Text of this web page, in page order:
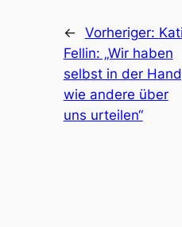
← Vorheriger:
Fellin: „Wir haben
selbst in der
wie andere über
uns urteilen“